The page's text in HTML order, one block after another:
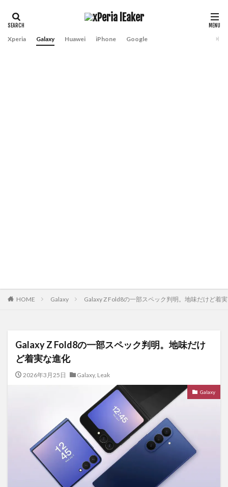
Xperia Galaxy Huawei iPhone Google
HOME Galaxy Galaxy Z Fold8の一部スペック判明。地味だけど着
Galaxy Z Fold8の一部スペック判明。地味だけ
ど着実な進化
2026年3月25日 Galaxy, Leak
Galaxy